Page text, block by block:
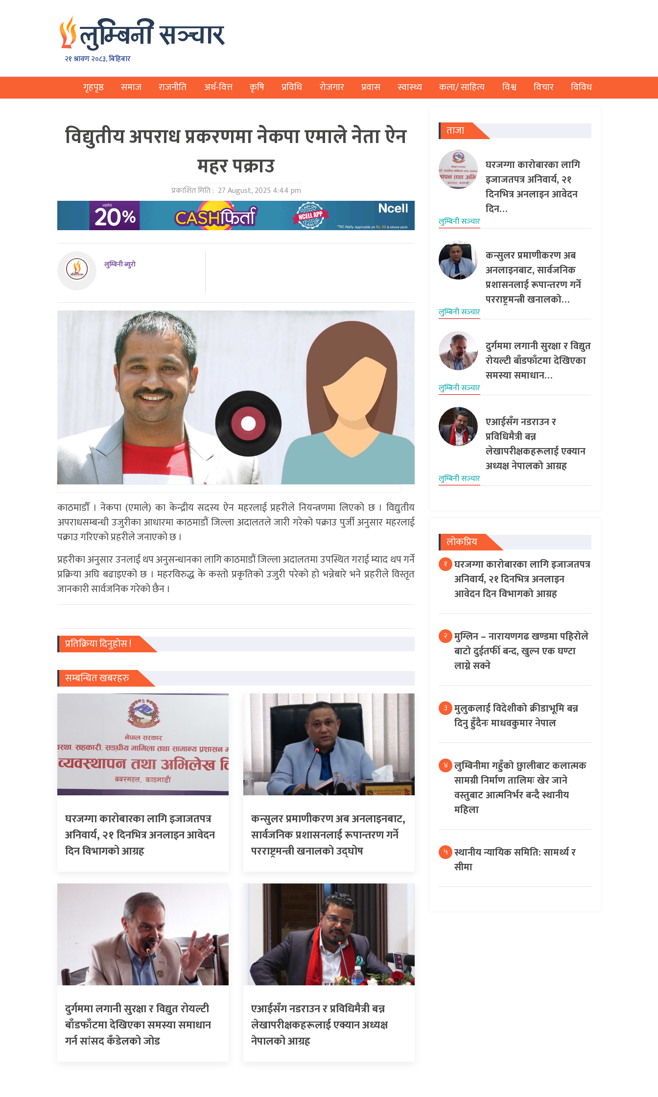
२१ श्रावण २०८३, बिहिबार
गृहपृष्ठ समाज राजनीति अर्थ-वित्त कृषि प्रविधि रोजगार प्रवास स्वास्थ्य कला/ साहित्य विश्व विचार विविध
विद्युतीय अपराध प्रकरणमा नेकपा एमाले नेता ऐन
महर पक्राउ
प्रकाशित मिति : 27 August, 2025 4:44 pm
लुम्बिनी ब्युराे
काठमाडौँ । नेकपा (एमाले) का केन्द्रीय सदस्य ऐन महरलाई प्रहरीले नियन्त्रणमा लिएको छ । विद्युतीय
अपराधसम्बन्धी उजुरीका आधारमा काठमाडौं जिल्ला अदालतले जारी गरेको पक्राउ पुर्जी अनुसार महरलाई
पक्राउ गरिएको प्रहरीले जनाएको छ ।
प्रहरीका अनुसार उनलाई थप अनुसन्धानका लागि काठमाडौं जिल्ला अदालतमा उपस्थित गराई म्याद थप गर्ने
प्रक्रिया अघि बढाइएको छ । महरविरुद्ध के कस्तो प्रकृतिको उजुरी परेको हो भन्नेबारे भने प्रहरीले विस्तृत
जानकारी सार्वजनिक गरेको छैन ।
प्रतिक्रिया दिनुहोस !
सम्बन्धित खबरहरु
घरजग्गा कारोबारका लागि इजाजतपत्र
अनिवार्य, २१ दिनभित्र अनलाइन आवेदन
दिन विभागको आग्रह
कन्सुलर प्रमाणीकरण अब अनलाइनबाट,
सार्वजनिक प्रशासनलाई रूपान्तरण गर्ने
परराष्ट्रमन्त्री खनालको उद्घोष
दुर्गममा लगानी सुरक्षा र विद्युत रोयल्टी
बाँडफाँटमा देखिएका समस्या समाधान
गर्न सांसद कँडेलको जोड
एआईसँग नडराउन र प्रविधिमैत्री बन्न
लेखापरीक्षकहरूलाई एक्यान अध्यक्ष
नेपालको आग्रह
ताजा
घरजग्गा कारोबारका लागि
इजाजतपत्र अनिवार्य, २१
दिनभित्र अनलाइन आवेदन
दिन…
लुम्बिनी सञ्‍चार
कन्सुलर प्रमाणीकरण अब
अनलाइनबाट, सार्वजनिक
प्रशासनलाई रूपान्तरण गर्ने
परराष्ट्रमन्त्री खनालको…
लुम्बिनी सञ्‍चार
दुर्गममा लगानी सुरक्षा र विद्युत
रोयल्टी बाँडफाँटमा देखिएका
समस्या समाधान…
लुम्बिनी सञ्‍चार
एआईसँग नडराउन र
प्रविधिमैत्री बन्न
लेखापरीक्षकहरूलाई एक्यान
अध्यक्ष नेपालको आग्रह
लुम्बिनी सञ्‍चार
लोकप्रिय
१ घरजग्गा कारोबारका लागि इजाजतपत्र
अनिवार्य, २१ दिनभित्र अनलाइन
आवेदन दिन विभागको आग्रह
२ मुग्लिन – नारायणगढ खण्डमा पहिरोले
बाटो दुईतर्फी बन्द, खुल्न एक घण्टा
लाग्ने सक्ने
३ मुलुकलाई विदेशीको क्रीडाभूमि बन्न
दिनु हुँदैनः माधवकुमार नेपाल
४ लुम्बिनीमा गहुँको छ्वालीबाट कलात्मक
सामग्री निर्माण तालिमः खेर जाने
वस्तुबाट आत्मनिर्भर बन्दै स्थानीय
महिला
५ स्थानीय न्यायिक समिति: सामर्थ्य र
सीमा